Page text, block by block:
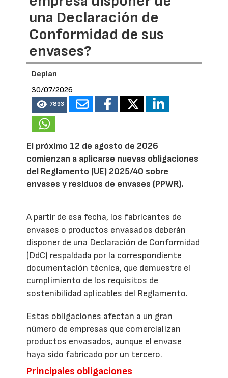
una Declaración de
Conformidad de sus
envases?
Deplan
30/07/2026
7893
El próximo 12 de agosto de 2026
comienzan a aplicarse nuevas obligaciones
del Reglamento (UE) 2025/40 sobre
envases y residuos de envases (PPWR).
A partir de esa fecha, los fabricantes de
envases o productos envasados deberán
disponer de una Declaración de Conformidad
(DdC) respaldada por la correspondiente
documentación técnica, que demuestre el
cumplimiento de los requisitos de
sostenibilidad aplicables del Reglamento.
Estas obligaciones afectan a un gran
número de empresas que comercializan
productos envasados, aunque el envase
haya sido fabricado por un tercero.
Principales obligaciones